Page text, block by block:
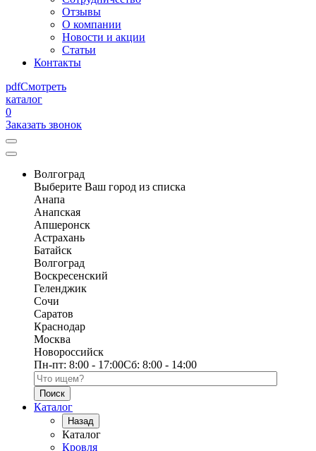
Отзывы
О компании
Новости и акции
Статьи
Контакты
pdfСмотреть
каталог
0
Заказать звонок
Волгоград
Выберите Ваш город из списка
Анапа
Анапская
Апшеронск
Астрахань
Батайск
Волгоград
Воскресенский
Геленджик
Сочи
Саратов
Краснодар
Москва
Новороссийск
Пн-пт: 8:00 - 17:00Сб: 8:00 - 14:00
Поиск по каталогу
Каталог
Назад
Каталог
Кровля